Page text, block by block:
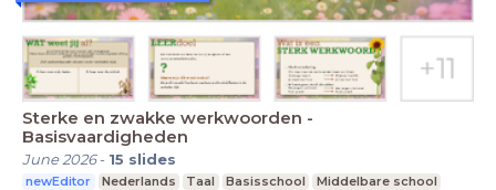
Sterke en zwakke werkwoorden -
Basisvaardigheden
June 2026- 15 slides
newEditor Nederlands Taal Basisschool
Middelbare school